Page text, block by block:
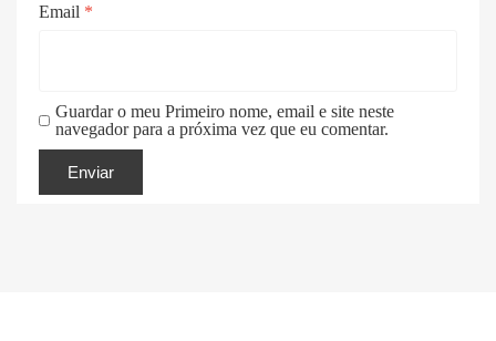
Email *
Guardar o meu Primeiro nome, email e site neste
navegador para a próxima vez que eu comentar.